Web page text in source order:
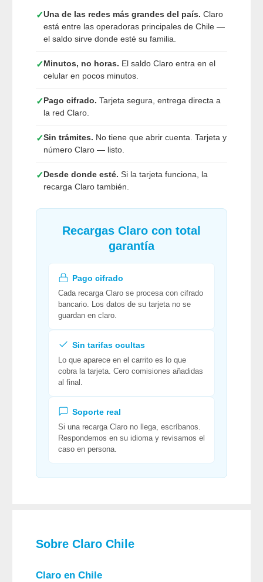
✓Una de las redes más grandes del país. Claro
está entre las operadoras principales de Chile —
el saldo sirve donde esté su familia.
✓Minutos, no horas. El saldo Claro entra en el
celular en pocos minutos.
✓Pago cifrado. Tarjeta segura, entrega directa a
la red Claro.
✓Sin trámites. No tiene que abrir cuenta. Tarjeta y
número Claro — listo.
✓Desde donde esté. Si la tarjeta funciona, la
recarga Claro también.
Recargas Claro con total
garantía
Pago cifrado
Cada recarga Claro se procesa con cifrado
bancario. Los datos de su tarjeta no se
guardan en claro.
Sin tarifas ocultas
Lo que aparece en el carrito es lo que
cobra la tarjeta. Cero comisiones añadidas
al final.
Soporte real
Si una recarga Claro no llega, escríbanos.
Respondemos en su idioma y revisamos el
caso en persona.
Sobre Claro Chile
Claro en Chile